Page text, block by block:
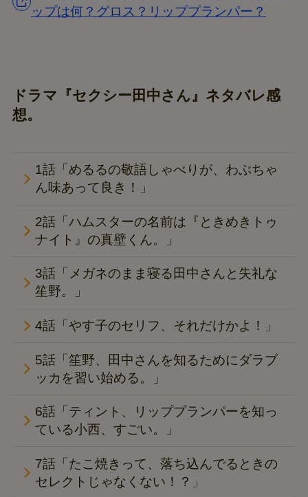
ップは何？グロス？リッププランパー？
ドラマ『セクシー田中さん』ネタバレ感
想。
1話「めるるの敬語しゃべりが、わぶちゃ
ん味あって良き！」
2話「ハムスターの名前は『ときめきトゥ
ナイト』の真壁くん。」
3話「メガネのまま寝る田中さんと失礼な
笙野。」
4話「やす子のセリフ、それだけかよ！」
5話「笙野、田中さんを知るためにダラブ
ッカを習い始める。」
6話「ティント、リッププランパーを知っ
ている小西、すごい。」
7話「たこ焼きって、落ち込んでるときの
セレクトじゃなくない！？」